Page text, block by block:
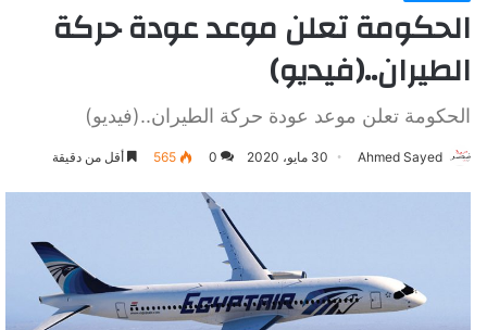
الحكومة تعلن موعد عودة حركة
الطيران..(فيديو)
الحكومة تعلن موعد عودة حركة الطيران..(فيديو)
Ahmed Sayed 30 مايو، 2020 0
565 أقل من دقيقة